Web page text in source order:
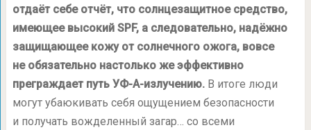
отдаёт себе отчёт, что солнцезащитное средство,
имеющее высокий SPF, а следовательно, надёжно
защищающее кожу от солнечного ожога, вовсе
не обязательно настолько же эффективно
преграждает путь УФ-А-излучению.В итоге люди
могут убаюкивать себя ощущением безопасности
и получать вожделенный загар… со всеми